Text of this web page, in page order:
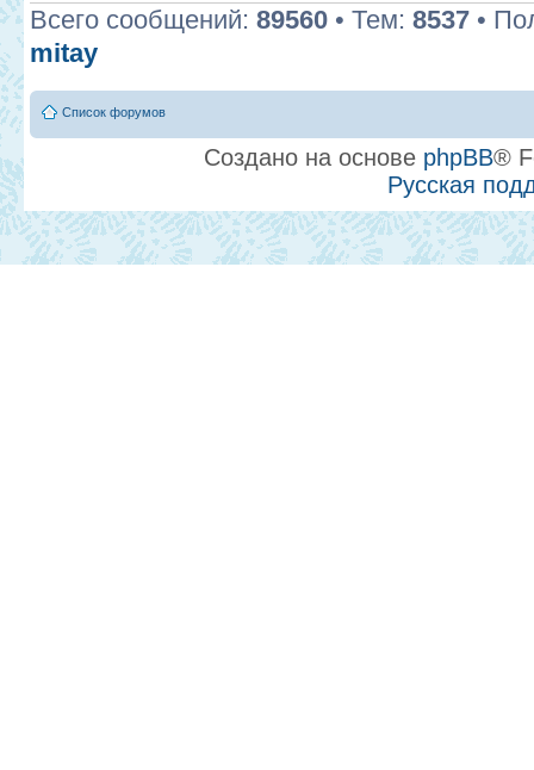
Всего сообщений: 89560 • Тем: 8537 •
mitay
Список форумов
Создано на основе phpBB®
Русская